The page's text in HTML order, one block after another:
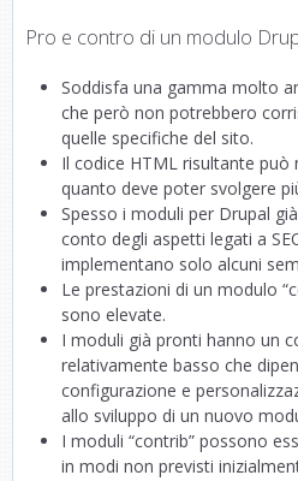
Pro e contro di un modulo
Soddisfa una gamma molto
che però non potrebbero
quelle specifiche del sito.
Il codice HTML risultante
quanto deve poter svolgere
Spesso i moduli per Drupal
conto degli aspetti legati a
implementano solo alcuni
Le prestazioni di un modulo
sono elevate.
I moduli già pronti hanno un
relativamente basso che
configurazione e
allo sviluppo di un nuovo
I moduli “contrib” possono
in modi non previsti